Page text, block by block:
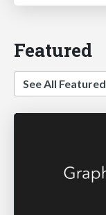
Featured
See All Featured